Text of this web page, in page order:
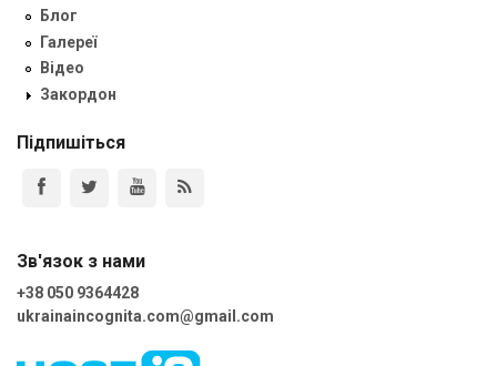
Блог
Галереї
Відео
Закордон
Підпишіться
Зв'язок з нами
+38 050 9364428
ukrainaincognita.com@gmail.com